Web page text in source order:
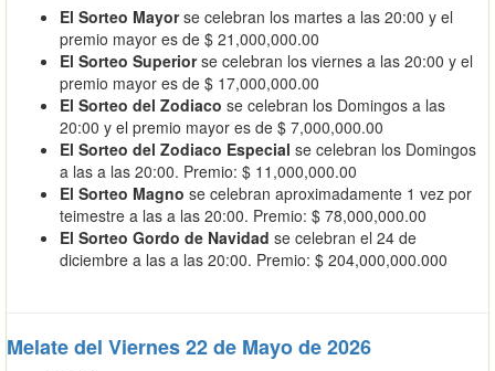
El Sorteo Mayorse celebran los martes a las 20:00 y el
premio mayor es de $ 21,000,000.00
El Sorteo Superiorse celebran los viernes a las 20:00 y el
premio mayor es de $ 17,000,000.00
El Sorteo del Zodiaco se celebran los Domingos a las
20:00 y el premio mayor es de $ 7,000,000.00
El Sorteo del Zodiaco Especial se celebran los Domingos
a las a las 20:00. Premio: $ 11,000,000.00
El Sorteo Magno se celebran aproximadamente 1 vez por
teimestre a las a las 20:00. Premio: $ 78,000,000.00
El Sorteo Gordo de Navidad se celebran el 24 de
diciembre a las a las 20:00. Premio: $ 204,000,000.000
Melate del Viernes 22 de Mayo de 2026